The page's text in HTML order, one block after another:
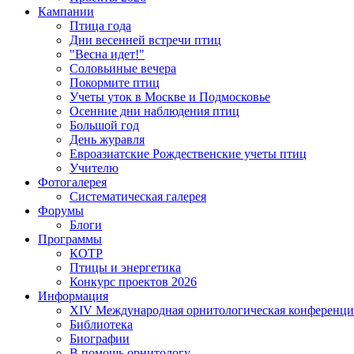
Кампании
Птица года
Дни весенней встречи птиц
"Весна идет!"
Соловьиные вечера
Покормите птиц
Учеты уток в Москве и Подмосковье
Осенние дни наблюдения птиц
Большой год
День журавля
Евроазиатские Рождественские учеты птиц
Учителю
Фотогалерея
Систематическая галерея
Форумы
Блоги
Программы
КОТР
Птицы и энергетика
Конкурс проектов 2026
Информация
XIV Международная орнитологическая
Библиотека
Биографии